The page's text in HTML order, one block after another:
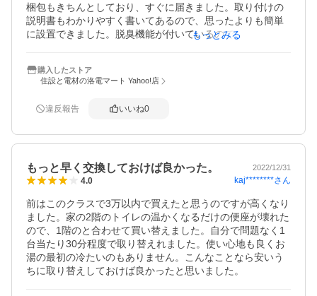
梱包もきちんとしており、すぐに届きました。取り付けの
説明書もわかりやすく書いてあるので、思ったよりも簡単
に設置できました。脱臭機能が付いているので、いままで
もっとみる
購入したストア
住設と電材の洛電マート Yahoo!店
違反報告 いいね0
もっと早く交換しておけば良かった。 2022/12/31
4.0 kaj********さん
前はこのクラスで3万以内で買えたと思うのですが高くなり
ました。家の2階のトイレの温かくなるだけの便座が壊れた
ので、1階のと合わせて買い替えました。自分で問題なく1
台当たり30分程度で取り替えれました。使い心地も良くお
湯の最初の冷たいのもありません。こんなことなら安いう
ちに取り替えしておけば良かったと思いました。